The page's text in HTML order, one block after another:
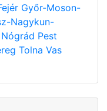
Győr-Moson-
Nagykun-
Nógrád Pest
Tolna Vas